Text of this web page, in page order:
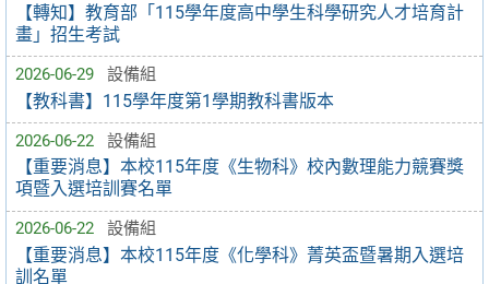
【轉知】教育部「115學年度高中學生科學研究人才培育計
畫」招生考試
2026-06-29 設備組
【教科書】115學年度第1學期教科書版本
2026-06-22 設備組
【重要消息】本校115年度《生物科》校內數理能力競賽獎
項暨入選培訓賽名單
2026-06-22 設備組
【重要消息】本校115年度《化學科》菁英盃暨暑期入選培
訓名單